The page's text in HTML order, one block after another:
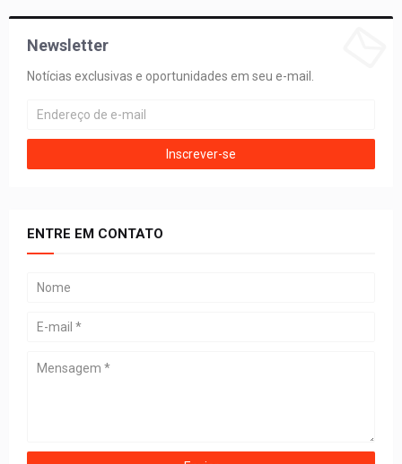
Newsletter
Notícias exclusivas e oportunidades em seu e-mail.
ENTRE EM CONTATO